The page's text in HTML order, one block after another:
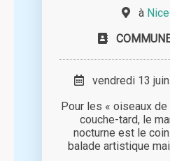
à
vendredi 13
Pour les « oiseaux
couche-tard, le
nocturne est le
balade artistique